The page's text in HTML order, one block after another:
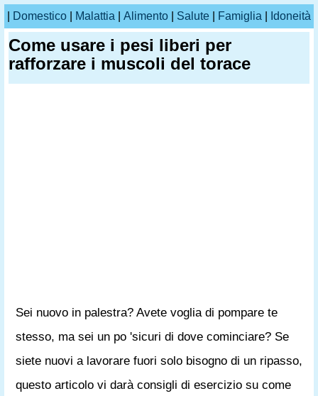
Domestico Malattia Alimento Salute Famiglia Idoneità
Come usare i pesi liberi per
rafforzare i muscoli del torace
Sei nuovo in palestra? Avete voglia di pompare te
stesso, ma sei un po 'sicuri di dove cominciare? Se
siete nuovi a lavorare fuori solo bisogno di un ripasso,
questo articolo vi darà consigli di esercizio su come